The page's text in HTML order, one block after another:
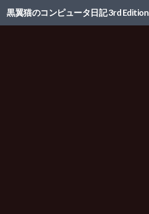
コンテンツへスキップ
黒翼猫のコンピュータ日記 3rd Edition